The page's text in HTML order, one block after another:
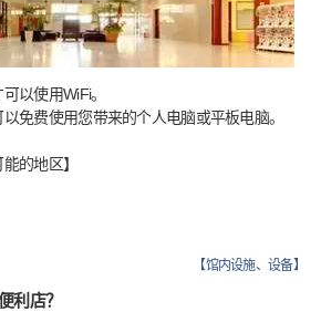
以使用WiFi。
免费使用您带来的个人电脑或平板电脑。
的地区】
【馆内设施、设备】
利店？